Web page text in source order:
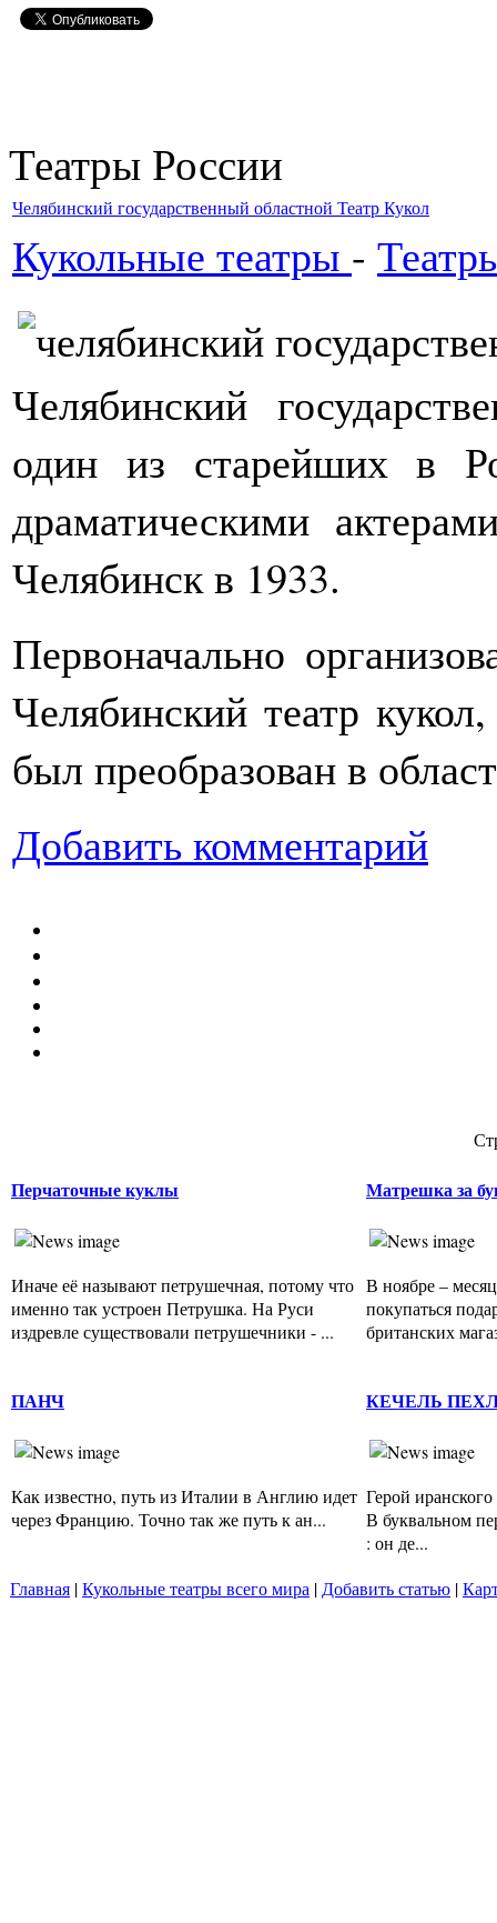
Театры России
Челябинский государственный областной Театр Кукол
Кукольные театры -
Челябинский
один из старейших в
драматическими
Челябинск в 1933.
Первоначально
Челябинский театр
был преобразован в
Добавить комментарий
Перчаточные куклы
Иначе её называют петрушечная, потому что
именно так устроен Петрушка. На Руси
издревле существовали петрушечники - ...
Матрешка за
В ноябре –
покупаться
британских
ПАНЧ
Как известно, путь из Италии в Англию идет
через Францию. Точно так же путь к ан...
КЕЧЕЛЬ
Герой иранского
В буквальном
: он де...
Главная |Кукольные театры всего мира | Добавить статью |